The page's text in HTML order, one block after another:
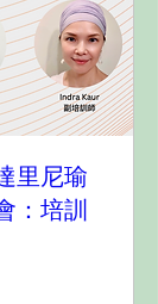
里尼瑜
：培訓